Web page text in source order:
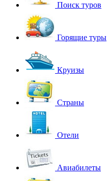
Поиск туров
Горящие туры
Круизы
Страны
Отели
Авиабилеты